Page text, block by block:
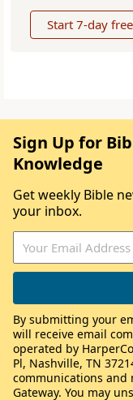
Start 7-day
Sign Up for
Knowledge
Get weekly Bible
your inbox.
By submitting your
will receive email
operated by
Pl, Nashville, TN
communications and
Gateway. You may